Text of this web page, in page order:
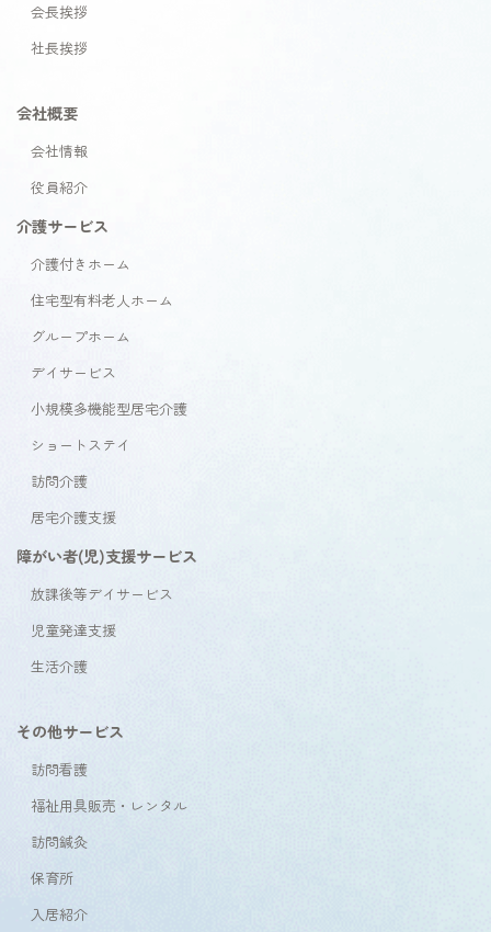
会長挨拶
社長挨拶
会社概要
会社情報
役員紹介
介護サービス
介護付きホーム
住宅型有料老人ホーム
グループホーム
デイサービス
小規模多機能型居宅介護
ショートステイ
訪問介護
居宅介護支援
障がい者(児)支援サービス
放課後等デイサービス
児童発達支援
生活介護
その他サービス
訪問看護
福祉用具販売・レンタル
訪問鍼灸
保育所
入居紹介